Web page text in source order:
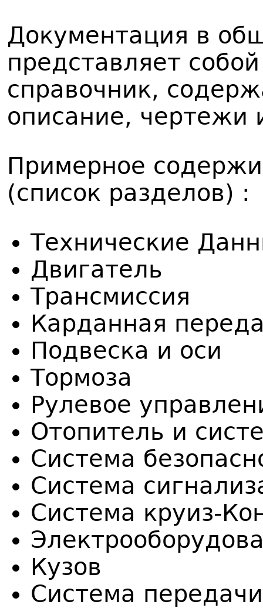
Документация в
представляет
справочник,
описание, чертежи
Примерное
(список разделов) :
Технические
Двигатель
Трансмиссия
Карданная
Подвеска и оси
Тормоза
Рулевое
Отопитель и
Система
Система
Система круиз-
Кузов
Система